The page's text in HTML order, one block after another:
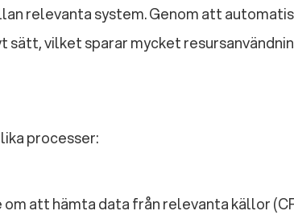
relevanta system. Genom att
vilket sparar mycket
processer:
att hämta data från relevanta källor